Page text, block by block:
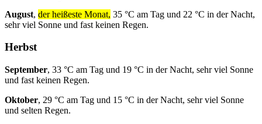
August, der heißeste Monat, 35 °C am Tag und 22 °C in der Nacht,
sehr viel Sonne und fast keinen Regen.
Herbst
September, 33 °C am Tag und 19 °C in der Nacht, sehr viel Sonne
und fast keinen Regen.
Oktober, 29 °C am Tag und 15 °C in der Nacht, sehr viel Sonne
und selten Regen.